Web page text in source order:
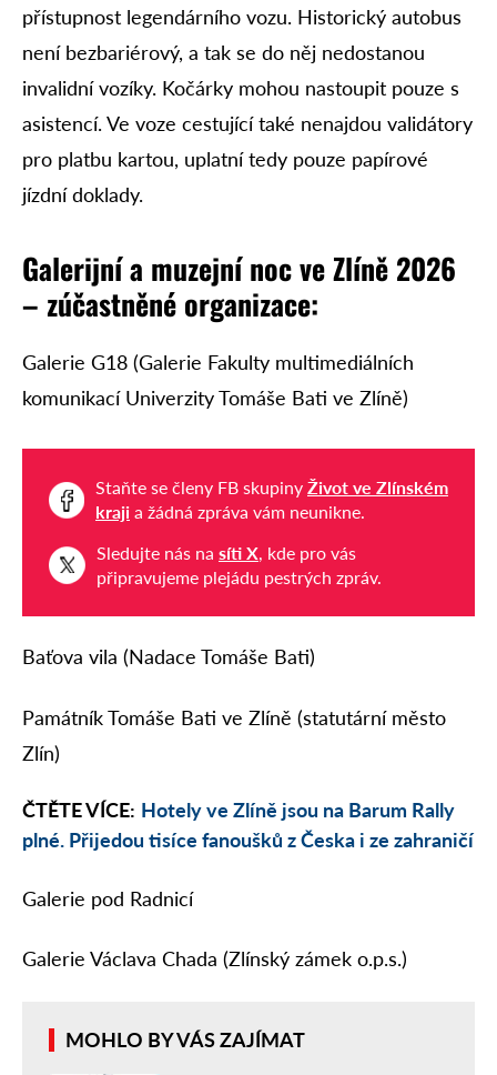
přístupnost legendárního vozu. Historický autobus
není bezbariérový, a tak se do něj nedostanou
invalidní vozíky. Kočárky mohou nastoupit pouze s
asistencí. Ve voze cestující také nenajdou validátory
pro platbu kartou, uplatní tedy pouze papírové
jízdní doklady.
Galerijní a muzejní noc ve Zlíně 2026
– zúčastněné organizace:
Galerie G18 (Galerie Fakulty multimediálních
komunikací Univerzity Tomáše Bati ve Zlíně)
Staňte se členy FB skupiny Život ve Zlínském
kraji a žádná zpráva vám neunikne.
Sledujte nás na síti X, kde pro vás
připravujeme plejádu pestrých zpráv.
Baťova vila (Nadace Tomáše Bati)
Památník Tomáše Bati ve Zlíně (statutární město
Zlín)
ČTĚTE VÍCE: Hotely ve Zlíně jsou na Barum Rally
plné. Přijedou tisíce fanoušků z Česka i ze zahraničí
Galerie pod Radnicí
Galerie Václava Chada (Zlínský zámek o.p.s.)
MOHLO BY VÁS ZAJÍMAT